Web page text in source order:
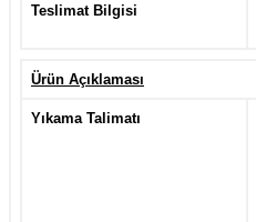
Teslimat Bilgisi
Ürün Açıklaması
Yıkama Talimatı